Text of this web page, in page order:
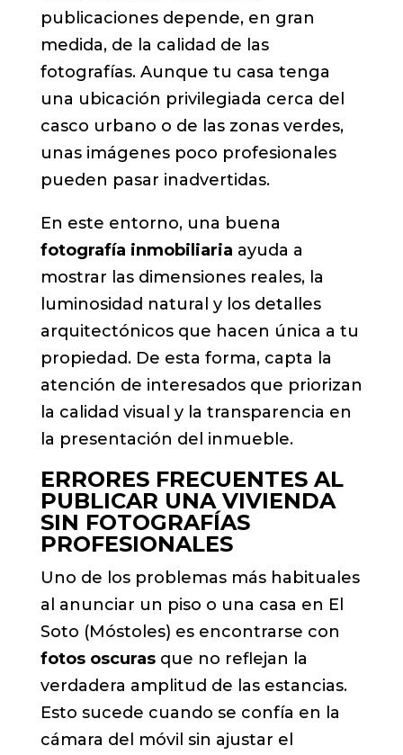
publicaciones depende, en gran
medida, de la calidad de las
fotografías. Aunque tu casa tenga
una ubicación privilegiada cerca del
casco urbano o de las zonas verdes,
unas imágenes poco profesionales
pueden pasar inadvertidas.
En este entorno, una buena
fotografía inmobiliaria ayuda a
mostrar las dimensiones reales, la
luminosidad natural y los detalles
arquitectónicos que hacen única a tu
propiedad. De esta forma, capta la
atención de interesados que priorizan
la calidad visual y la transparencia en
la presentación del inmueble.
ERRORES FRECUENTES AL
PUBLICAR UNA VIVIENDA
SIN FOTOGRAFÍAS
PROFESIONALES
Uno de los problemas más habituales
al anunciar un piso o una casa en El
Soto (Móstoles) es encontrarse con
fotos oscurasque no reflejan la
verdadera amplitud de las estancias.
Esto sucede cuando se confía en la
cámara del móvil sin ajustar el